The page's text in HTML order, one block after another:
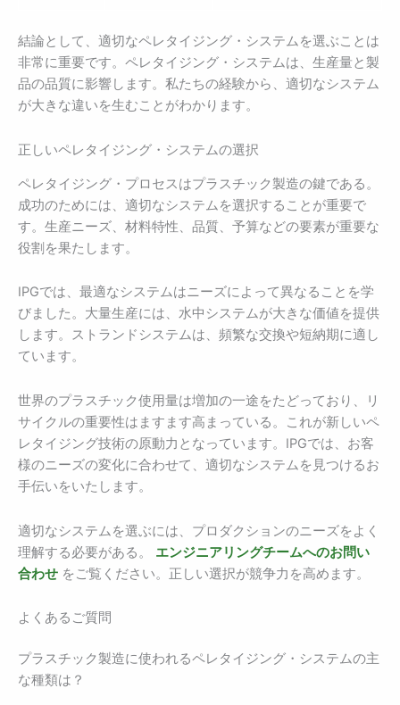
結論として、適切なペレタイジング・システムを選ぶことは
非常に重要です。ペレタイジング・システムは、生産量と製
品の品質に影響します。私たちの経験から、適切なシステム
が大きな違いを生むことがわかります。
正しいペレタイジング・システムの選択
ペレタイジング・プロセスはプラスチック製造の鍵である。
成功のためには、適切なシステムを選択することが重要で
す。生産ニーズ、材料特性、品質、予算などの要素が重要な
役割を果たします。
IPGでは、最適なシステムはニーズによって異なることを学
びました。大量生産には、水中システムが大きな価値を提供
します。ストランドシステムは、頻繁な交換や短納期に適し
ています。
世界のプラスチック使用量は増加の一途をたどっており、リ
サイクルの重要性はますます高まっている。これが新しいペ
レタイジング技術の原動力となっています。IPGでは、お客
様のニーズの変化に合わせて、適切なシステムを見つけるお
手伝いをいたします。
適切なシステムを選ぶには、プロダクションのニーズをよく
理解する必要がある。 エンジニアリングチームへのお問い
合わせ をご覧ください。正しい選択が競争力を高めます。
よくあるご質問
プラスチック製造に使われるペレタイジング・システムの主
な種類は？